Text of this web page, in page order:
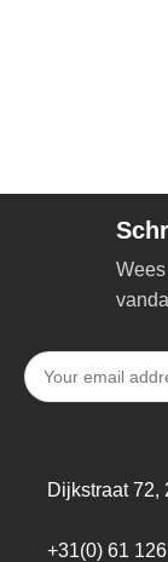
Dijkstraat 72,
+31(0) 61